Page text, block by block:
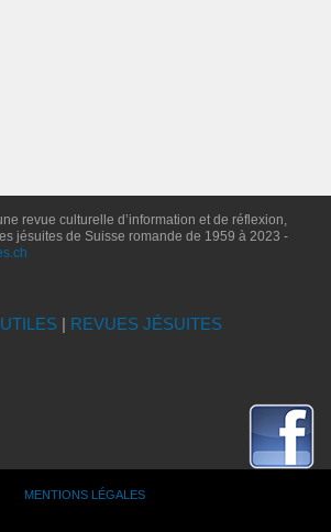
revue culturelle d’information et de réflexion,
jésuites de Suisse romande de 1959 à 2023 -
| REVUES JÉSUITES
MENTIONS LÉGALES